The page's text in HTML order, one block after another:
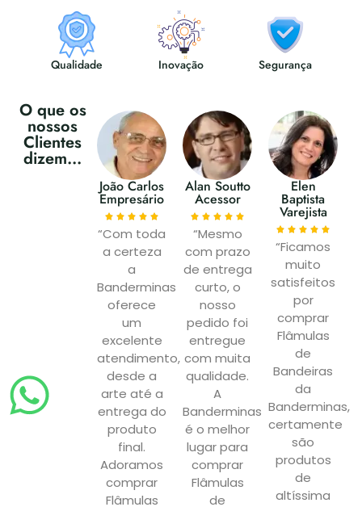
Qualidade Inovação Segurança
O que os
nossos
Clientes
dizem...
João Carlos
Empresário
“Com toda
a certeza
a
Banderminas
oferece
um
excelente
atendimento,
desde a
arte até a
entrega do
produto
final.
Adoramos
comprar
Flâmulas
Alan Soutto
Acessor
“Mesmo
com prazo
de entrega
curto, o
nosso
pedido foi
entregue
com muita
qualidade.
A
Banderminas
é o melhor
lugar para
comprar
Flâmulas
de
Elen
Baptista
Varejista
“Ficamos
muito
satisfeitos
por
comprar
Flâmulas
de
Bandeiras
da
Banderminas,
certamente
são
produtos
de
altíssima